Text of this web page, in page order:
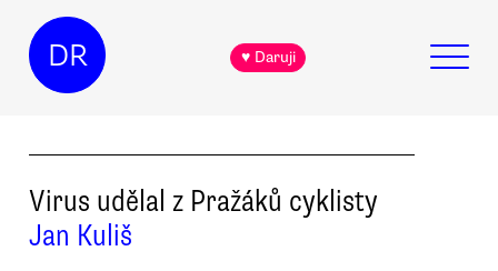
DR ♥ Daruji
Virus udělal z Pražáků cyklisty
Jan Kuliš